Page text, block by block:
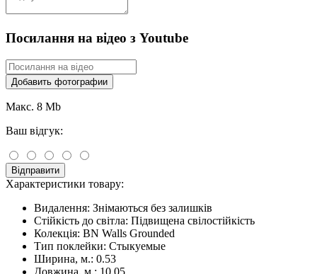
Посилання на відео з Youtube
Добавить фотографии
Макс. 8 Mb
Ваш відгук:
Відправити
Характеристики товару:
Видалення: Знімаються без залишків
Стійкість до світла: Підвищена свілостійкість
Колекція: BN Walls Grounded
Тип поклейки: Стыкуемые
Ширина, м.: 0.53
Довжина, м.: 10.05